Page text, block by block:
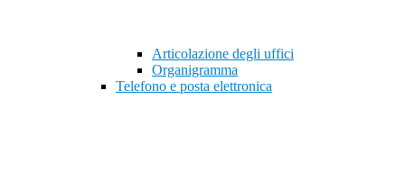
Articolazione degli uffici
Organigramma
Telefono e posta elettronica